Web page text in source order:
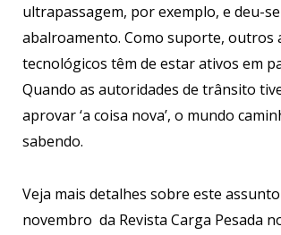
ultrapassagem, por exemplo, e deu-
abalroamento. Como suporte, outros
tecnológicos têm de estar ativos em
Quando as autoridades de trânsito
aprovar ‘a coisa nova’, o mundo
sabendo.
Veja mais detalhes sobre este
novembro da Revista Carga Pesada